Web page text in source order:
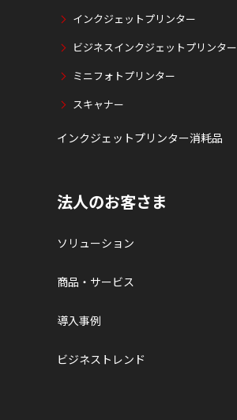
インクジェットプリンター
ビジネスインクジェットプリンター
ミニフォトプリンター
スキャナー
インクジェットプリンター消耗品
法人のお客さま
ソリューション
商品・サービス
導入事例
ビジネストレンド